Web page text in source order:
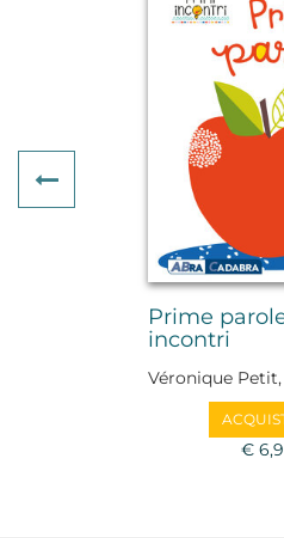
Prime
incontri
Véronique
€
Previous